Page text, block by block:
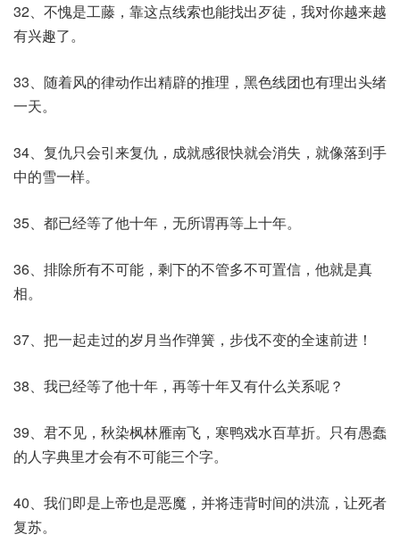
32、不愧是工藤，靠这点线索也能找出歹徒，我对你越来越
有兴趣了。
33、随着风的律动作出精辟的推理，黑色线团也有理出头绪
一天。
34、复仇只会引来复仇，成就感很快就会消失，就像落到手
中的雪一样。
35、都已经等了他十年，无所谓再等上十年。
36、排除所有不可能，剩下的不管多不可置信，他就是真
相。
37、把一起走过的岁月当作弹簧，步伐不变的全速前进！
38、我已经等了他十年，再等十年又有什么关系呢？
39、君不见，秋染枫林雁南飞，寒鸭戏水百草折。只有愚蠢
的人字典里才会有不可能三个字。
40、我们即是上帝也是恶魔，并将违背时间的洪流，让死者
复苏。